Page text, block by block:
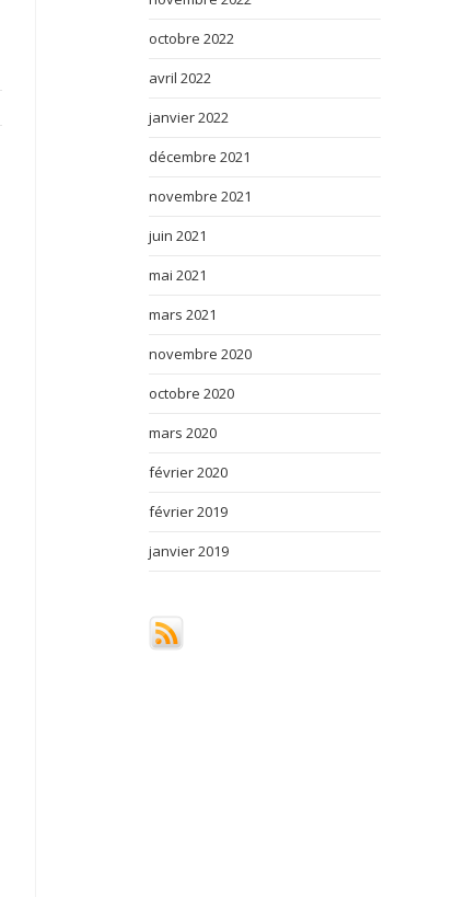
octobre 2022
avril 2022
janvier 2022
décembre 2021
novembre 2021
juin 2021
mai 2021
mars 2021
novembre 2020
octobre 2020
mars 2020
février 2020
février 2019
janvier 2019